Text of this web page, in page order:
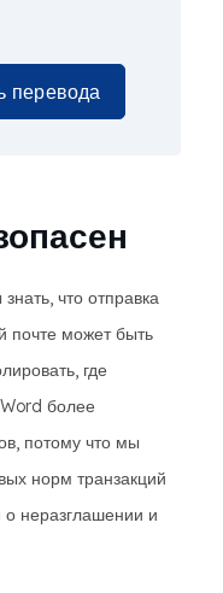
перевода
что отправка
почте может быть
где
более
потому что мы
норм транзакций
о неразглашении и